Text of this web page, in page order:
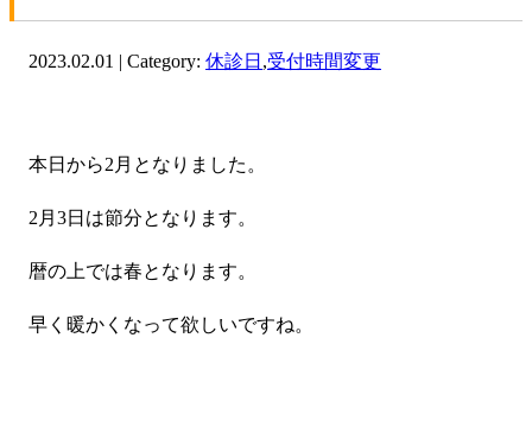
2023.02.01 | Category: 休診日 ,受付時間変更
本日から2月となりました。
2月3日は節分となります。
暦の上では春となります。
早く暖かくなって欲しいですね。